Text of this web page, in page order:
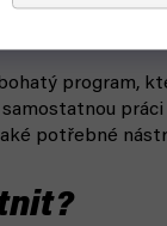
program,
potřebné